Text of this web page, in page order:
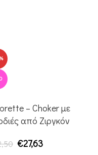
– Choker με
από Ζιργκόν
€27,63